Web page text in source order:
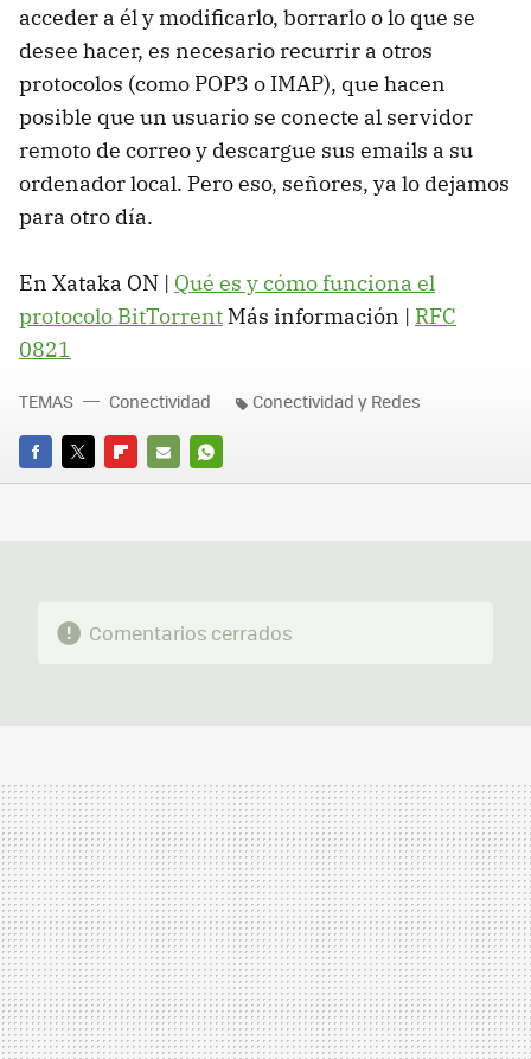
acceder a él y modificarlo, borrarlo o lo que se
desee hacer, es necesario recurrir a otros
protocolos (como POP3 o IMAP), que hacen
posible que un usuario se conecte al servidor
remoto de correo y descargue sus emails a su
ordenador local. Pero eso, señores, ya lo dejamos
para otro día.
En Xataka ON | Qué es y cómo funciona el
protocolo BitTorrent Más información | RFC
0821
FACEBOOK
TWITTERFLIPBOARD
E-
WHATSAPP
TEMAS Conectividad Conectividad y Redes
Comentarios cerrados